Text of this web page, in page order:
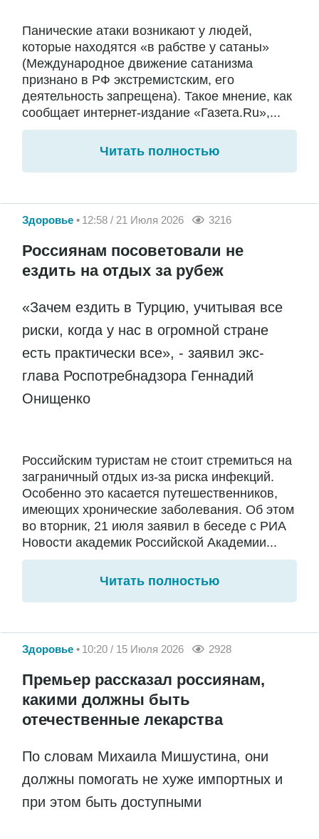
Панические атаки возникают у людей,
которые находятся «в рабстве у сатаны»
(Международное движение сатанизма
признано в РФ экстремистским, его
деятельность запрещена). Такое мнение, как
сообщает интернет-издание «Газета.Ru»,...
Читать полностью
Здоровье 12:58 / 21 Июля 2026 3216
Россиянам посоветовали не
ездить на отдых за рубеж
«Зачем ездить в Турцию, учитывая все
риски, когда у нас в огромной стране
есть практически все», - заявил экс-
глава Роспотребнадзора Геннадий
Онищенко
Российским туристам не стоит стремиться на
заграничный отдых из-за риска инфекций.
Особенно это касается путешественников,
имеющих хронические заболевания. Об этом
во вторник, 21 июля заявил в беседе с РИА
Новости академик Российской Академии...
Читать полностью
Здоровье 10:20 / 15 Июля 2026 2928
Премьер рассказал россиянам,
какими должны быть
отечественные лекарства
По словам Михаила Мишустина, они
должны помогать не хуже импортных и
при этом быть доступными